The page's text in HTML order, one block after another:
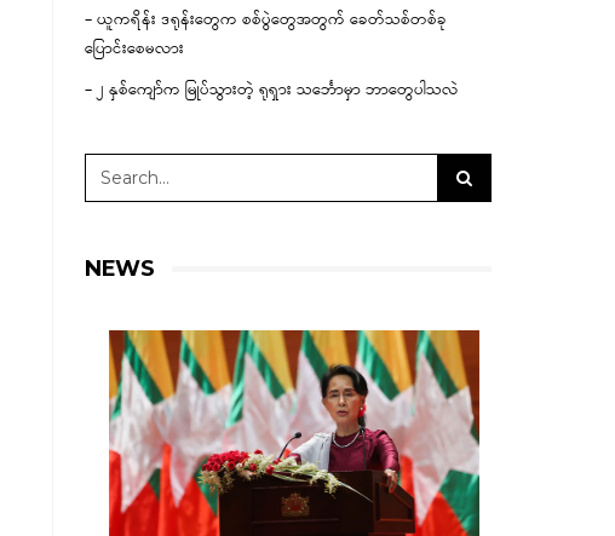
– ယူကရိန်း ဒရုန်းတွေက စစ်ပွဲတွေအတွက် ခေတ်သစ်တစ်ခု
ပြောင်းစေမလား
– ၂ နှစ်ကျော်က မြုပ်သွားတဲ့ ရုရှား သင်္ဘောမှာ ဘာတွေပါသလဲ
NEWS